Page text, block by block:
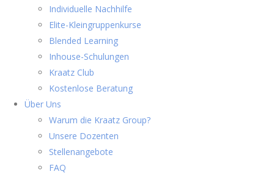
Individuelle Nachhilfe
Elite-Kleingruppenkurse
Blended Learning
Inhouse-Schulungen
Kraatz Club
Kostenlose Beratung
Über Uns
Warum die Kraatz Group?
Unsere Dozenten
Stellenangebote
FAQ